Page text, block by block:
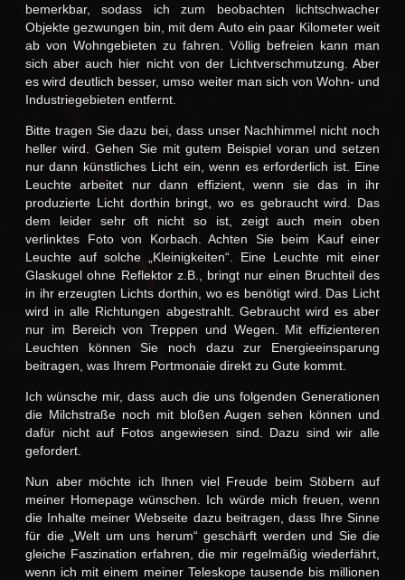
bemerkbar, sodass ich zum beobachten lichtschwacher
Objekte gezwungen bin, mit dem Auto ein paar Kilometer weit
ab von Wohngebieten zu fahren. Völlig befreien kann man
sich aber auch hier nicht von der Lichtverschmutzung. Aber
es wird deutlich besser, umso weiter man sich von Wohn- und
Industriegebieten entfernt.
Bitte tragen Sie dazu bei, dass unser Nachhimmel nicht noch
heller wird. Gehen Sie mit gutem Beispiel voran und setzen
nur dann künstliches Licht ein, wenn es erforderlich ist. Eine
Leuchte arbeitet nur dann effizient, wenn sie das in ihr
produzierte Licht dorthin bringt, wo es gebraucht wird. Das
dem leider sehr oft nicht so ist, zeigt auch mein oben
verlinktes Foto von Korbach. Achten Sie beim Kauf einer
Leuchte auf solche „Kleinigkeiten“. Eine Leuchte mit einer
Glaskugel ohne Reflektor z.B., bringt nur einen Bruchteil des
in ihr erzeugten Lichts dorthin, wo es benötigt wird. Das Licht
wird in alle Richtungen abgestrahlt. Gebraucht wird es aber
nur im Bereich von Treppen und Wegen. Mit effizienteren
Leuchten können Sie noch dazu zur Energieeinsparung
beitragen, was Ihrem Portmonaie direkt zu Gute kommt.
Ich wünsche mir, dass auch die uns folgenden Generationen
die Milchstraße noch mit bloßen Augen sehen können und
dafür nicht auf Fotos angewiesen sind. Dazu sind wir alle
gefordert.
Nun aber möchte ich Ihnen viel Freude beim Stöbern auf
meiner Homepage wünschen. Ich würde mich freuen, wenn
die Inhalte meiner Webseite dazu beitragen, dass Ihre Sinne
für die „Welt um uns herum“ geschärft werden und Sie die
gleiche Faszination erfahren, die mir regelmäßig wiederfährt,
wenn ich mit einem meiner Teleskope tausende bis millionen